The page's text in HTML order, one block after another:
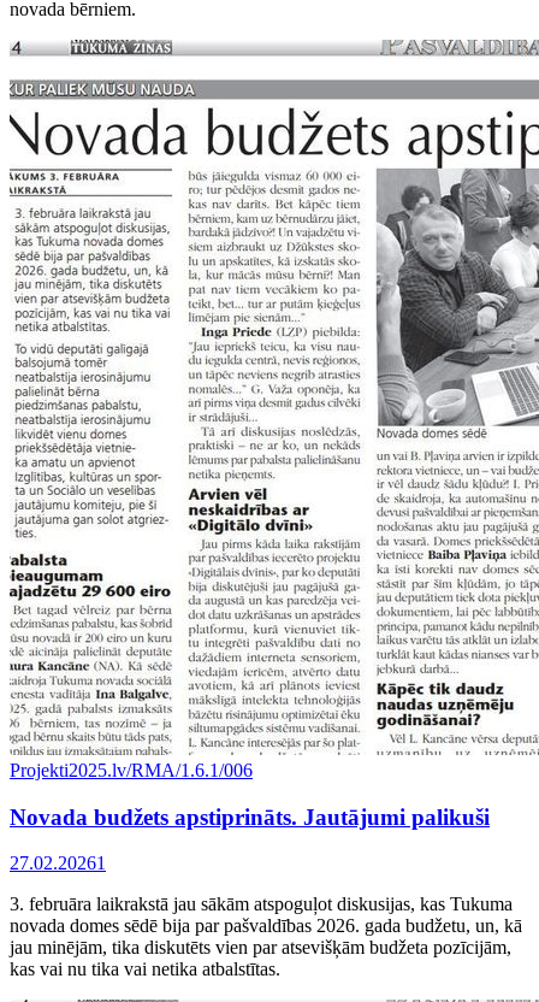
novada bērniem.
Projekti2025.lv/RMA/1.6.1/006
Novada budžets apstiprināts. Jautājumi palikuši
27.02.20261
3. februāra laikrakstā jau sākām atspoguļot diskusijas, kas Tukuma
novada domes sēdē bija par pašvaldības 2026. gada budžetu, un, kā
jau minējām, tika diskutēts vien par atsevišķām budžeta pozīcijām,
kas vai nu tika vai netika atbalstītas.